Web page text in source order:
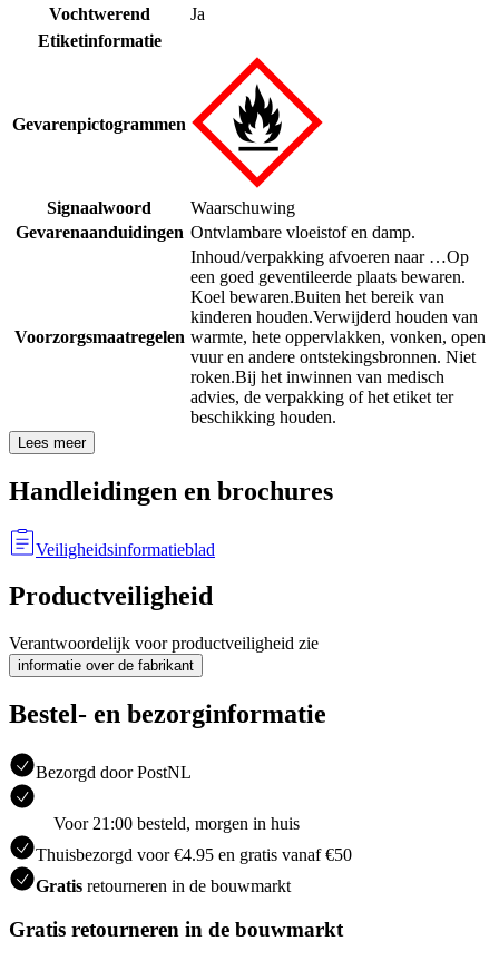
Vochtwerend
Ja
Etiketinformatie
Gevarenpictogrammen
Signaalwoord
Waarschuwing
Gevarenaanduidingen Ontvlambare vloeistof en damp.
Voorzorgsmaatregelen
Inhoud/verpakking afvoeren naar …Op
een goed geventileerde plaats bewaren.
Koel bewaren.Buiten het bereik van
kinderen houden.Verwijderd houden van
warmte, hete oppervlakken, vonken, open
vuur en andere ontstekingsbronnen. Niet
roken.Bij het inwinnen van medisch
advies, de verpakking of het etiket ter
beschikking houden.
Lees meer
Handleidingen en brochures
Veiligheidsinformatieblad
Productveiligheid
Verantwoordelijk voor productveiligheid zie
informatie over de fabrikant
Bestel- en bezorginformatie
Bezorgd door PostNL
Voor 21:00 besteld, morgen in huis
Thuisbezorgd voor €4.95 en gratis vanaf €50
Gratis retourneren in de bouwmarkt
Gratis retourneren in de bouwmarkt